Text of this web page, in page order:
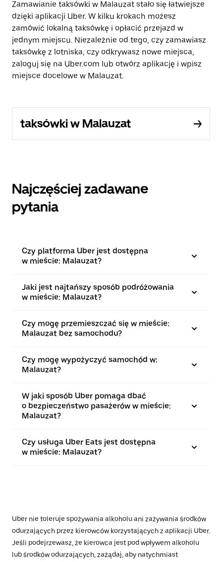
Zamawianie taksówki w Malauzat stało się łatwiejsze
dzięki aplikacji Uber. W kilku krokach możesz
zamówić lokalną taksówkę i opłacić przejazd w
jednym miejscu. Niezależnie od tego, czy zamawiasz
taksówkę z lotniska, czy odkrywasz nowe miejsca,
zaloguj się na Uber.com lub otwórz aplikację i wpisz
miejsce docelowe w Malauzat.
taksówki w Malauzat
Najczęściej zadawane
pytania
Czy platforma Uber jest dostępna
w mieście: Malauzat?
Jaki jest najtańszy sposób podróżowania
w mieście: Malauzat?
Czy mogę przemieszczać się w mieście:
Malauzat bez samochodu?
Czy mogę wypożyczyć samochód w:
Malauzat?
W jaki sposób Uber pomaga dbać
o bezpieczeństwo pasażerów w mieście:
Malauzat?
Czy usługa Uber Eats jest dostępna
w mieście: Malauzat?
Uber nie toleruje spożywania alkoholu ani zażywania środków
odurzających przez kierowców korzystających z aplikacji Uber.
Jeśli podejrzewasz, że kierowca jest pod wpływem alkoholu
lub środków odurzających, zażądaj, aby natychmiast